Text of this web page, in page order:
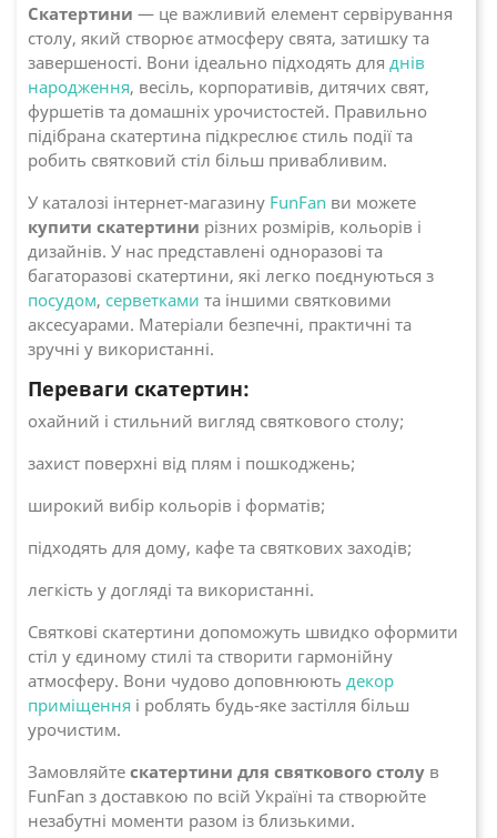
Скатертини — це важливий елемент сервірування
столу, який створює атмосферу свята, затишку та
завершеності. Вони ідеально підходять для днів
народження, весіль, корпоративів, дитячих свят,
фуршетів та домашніх урочистостей. Правильно
підібрана скатертина підкреслює стиль події та
робить святковий стіл більш привабливим.
У каталозі інтернет-магазину FunFan ви можете
купити скатертини різних розмірів, кольорів і
дизайнів. У нас представлені одноразові та
багаторазові скатертини, які легко поєднуються з
посудом, серветками та іншими святковими
аксесуарами. Матеріали безпечні, практичні та
зручні у використанні.
Переваги скатертин:
охайний і стильний вигляд святкового столу;
захист поверхні від плям і пошкоджень;
широкий вибір кольорів і форматів;
підходять для дому, кафе та святкових заходів;
легкість у догляді та використанні.
Святкові скатертини допоможуть швидко оформити
стіл у єдиному стилі та створити гармонійну
атмосферу. Вони чудово доповнюють декор
приміщення і роблять будь-яке застілля більш
урочистим.
Замовляйте скатертини для святкового столу в
FunFan з доставкою по всій Україні та створюйте
незабутні моменти разом із близькими.